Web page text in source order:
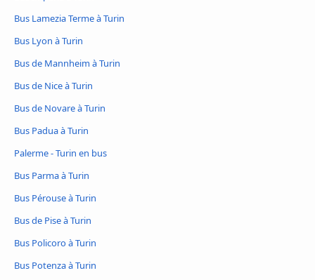
Bus Lamezia Terme à Turin
Bus Lyon à Turin
Bus de Mannheim à Turin
Bus de Nice à Turin
Bus de Novare à Turin
Bus Padua à Turin
Palerme - Turin en bus
Bus Parma à Turin
Bus Pérouse à Turin
Bus de Pise à Turin
Bus Policoro à Turin
Bus Potenza à Turin